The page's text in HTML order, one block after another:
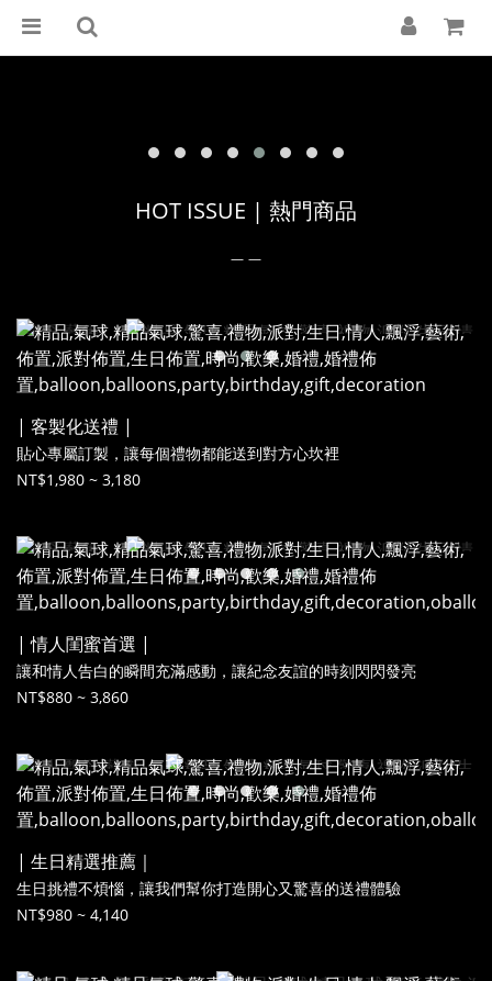
HOT ISSUE | 熱門商品
| 客製化送禮 |
貼心專屬訂製，讓每個禮物都能送到對方心坎裡
NT$1,980 ~ 3,180
| 情人閨蜜首選 |
讓和情人告白的瞬間充滿感動，讓紀念友誼的時刻閃閃發亮
NT$880 ~ 3,860
| 生日精選推薦｜
生日挑禮不煩惱，讓我們幫你打造開心又驚喜的送禮體驗
NT$980 ~ 4,140